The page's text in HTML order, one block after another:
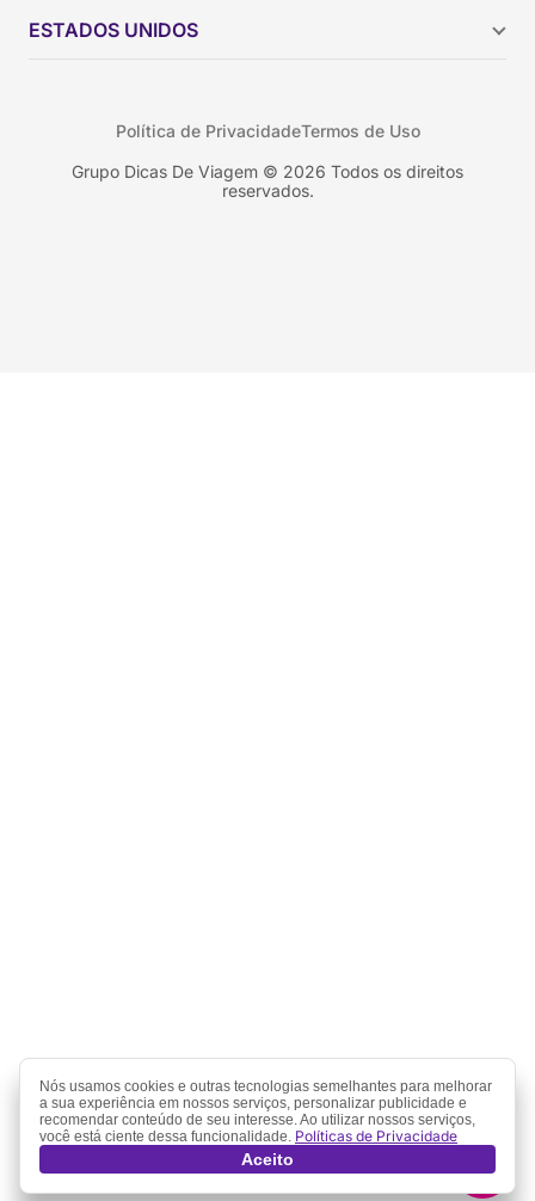
Colômbia
ESTADOS UNIDOS
Nova York
Grupo Dicas De Viagem © 2026 Todos os direitos
reservados.
Política de PrivacidadeTermos de Uso
Nós usamos cookies e outras tecnologias semelhantes para melhorar
a sua experiência em nossos serviços, personalizar publicidade e
recomendar conteúdo de seu interesse. Ao utilizar nossos serviços,
você está ciente dessa funcionalidade. Políticas de Privacidade
Aceito